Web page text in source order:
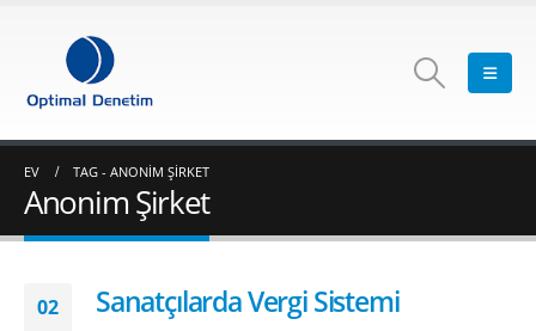
EV TAG - ANONIM ŞIRKET
Anonim Şirket
02 Sanatçılarda Vergi Sistemi